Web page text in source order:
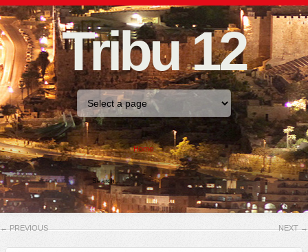
Tribu 12
Home
← PREVIOUS NEXT →